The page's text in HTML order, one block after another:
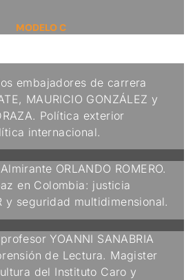
MODELO C
embajadores de carrera
MAURICIO GONZÁLEZ y
Política exterior
internacional.
ORLANDO ROMERO.
en Colombia: justicia
y seguridad multidimensional.
YOANNI SANABRIA
de Lectura. Magister
del Instituto Caro y